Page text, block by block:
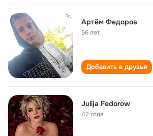
Артëм Федоров
56 лет
Добавить в друзья
Julija Fedorow
42 года